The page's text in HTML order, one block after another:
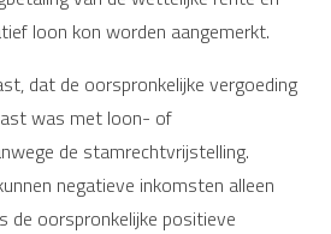
loon kon worden aangemerkt.
dat de oorspronkelijke vergoeding
was met loon- of
de stamrechtvrijstelling.
negatieve inkomsten alleen
de oorspronkelijke positieve